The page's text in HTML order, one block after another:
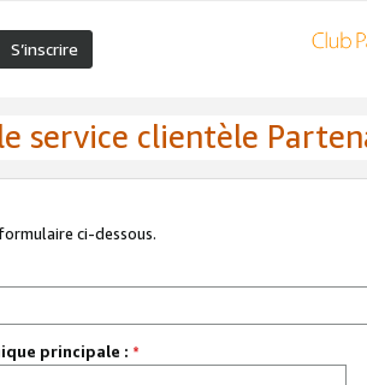
S’inscrire
service clientèle
ci-dessous.
principale : *